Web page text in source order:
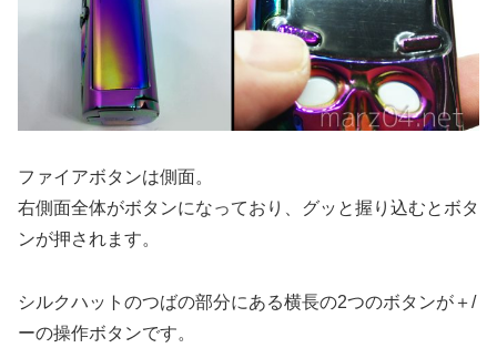
ファイアボタンは側面。
右側面全体がボタンになっており、グッと握り込むとボタ
ンが押されます。
シルクハットのつばの部分にある横長の2つのボタンが＋/
ーの操作ボタンです。